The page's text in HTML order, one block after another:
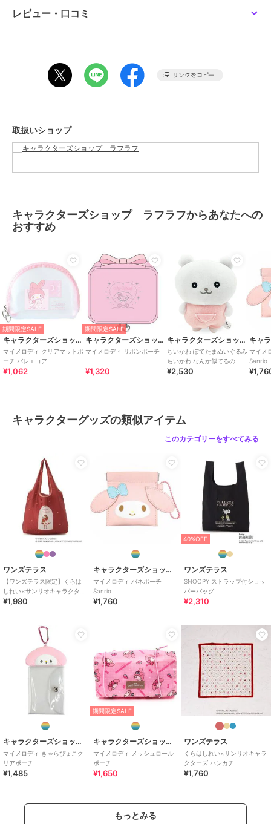
フ
キャラクターズショップ ラフラ
性別タイプ
レディース
貨 ／キャラクターグッズ
貨 ／キャラクターグッズ
カラー
レビュー・口コミ
取扱いショップ
キャラクターズショップ ラフラフからあなたへの
おすすめ
期間限定SALE
キャラクターズショップ ラフラフ
マイメロディ クリアマットポ
ーチ バレエコア
¥1,062
期間限定SALE
キャラクターズショップ ラフラフ
マイメロディ リボンポーチ
¥1,320
キャラクターズショップ ラフラフ
ちいかわ ぽてたまぬいぐるみ
ちいかわ なんか似てるの
¥2,530
マイメ
Sanrio
キャラクターグッズの類似アイテム
このカテゴリーをすべてみる
ワンズテラス
【ワンズテラス限定】くらは
しれい×サンリオキャラクター
ズ エコバッグ
¥1,980
キャラクターズショップ ラフラフ
マイメロディ バネポーチ
Sanrio
¥1,760
40%OFF
ワンズテラス
SNOOPY ストラップ付ショッ
パーバッグ
¥2,310
キャラクターズショップ ラフラフ
マイメロディ きゃらぴょこク
リアポーチ
¥1,485
期間限定SALE
キャラクターズショップ ラフラフ
マイメロディ メッシュロール
ポーチ
¥1,650
ワンズテラス
くらはしれい×サンリオキャラ
クターズ ハンカチ
¥1,760
もっとみる